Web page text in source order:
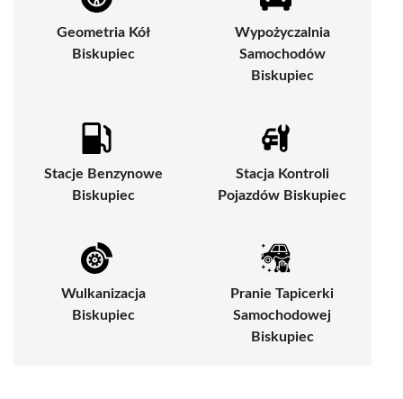
Geometria Kół
Biskupiec
Wypożyczalnia
Samochodów
Biskupiec
Stacje Benzynowe
Biskupiec
Stacja Kontroli
Pojazdów Biskupiec
Wulkanizacja
Biskupiec
Pranie Tapicerki
Samochodowej
Biskupiec